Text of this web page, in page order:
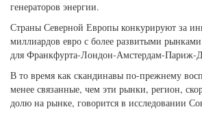
генераторов энергии.
Страны Северной Европы конкурируют за
миллиардов евро с более развитыми
для Франкфурта-Лондон-Амстердам-Париж-
В то время как скандинавы по-прежнему
менее связанные, чем эти рынки, регион,
долю на рынке, говорится в исследовании